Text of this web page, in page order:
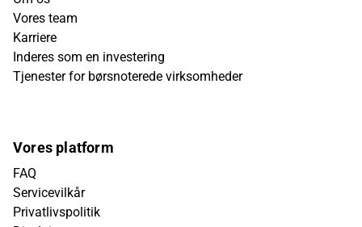
Vores team
Karriere
Inderes som en investering
Tjenester for børsnoterede virksomheder
Vores platform
FAQ
Servicevilkår
Privatlivspolitik